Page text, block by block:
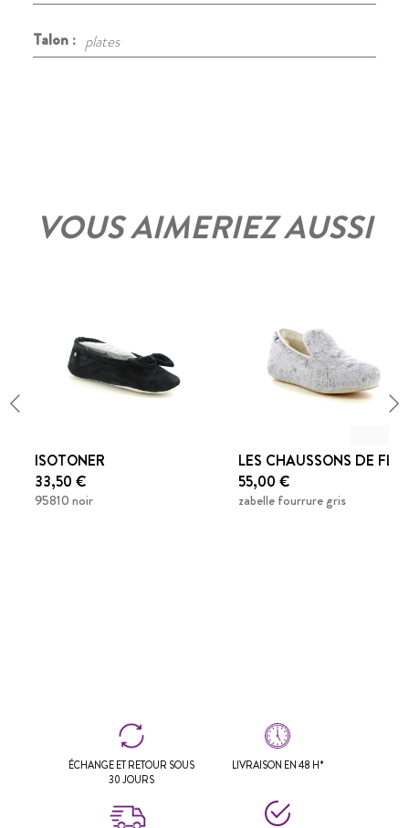
Talon : plates
VOUS AIMERIEZ AUSSI
ISOTONER
33,50 €
95810 noir
LES CHAUSSONS DE FLO
55,00 €
zabelle fourrure gris
ÉCHANGE ET RETOUR SOUS
30 JOURS
LIVRAISON EN 48 H*